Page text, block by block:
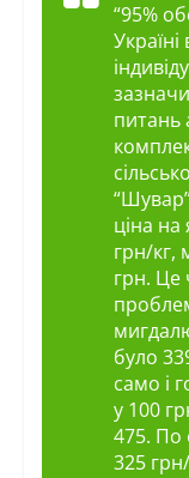
“95%
питань
ціна на
грн/кг,
грн. Це
було
само і
у 100
475. По
325 грн/